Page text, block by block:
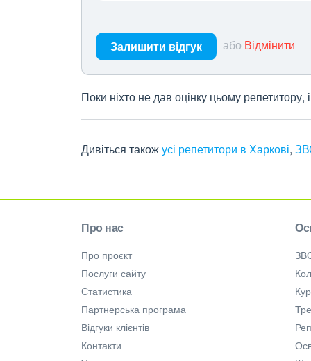
Залишити відгук або Відмінити
Поки ніхто не дав оцінку цьому
Дивіться такожусі репетитори в Харкові,
Про нас
Про проєкт
Послуги сайту
Статистика
Партнерська програма
Відгуки клієнтів
Контакти